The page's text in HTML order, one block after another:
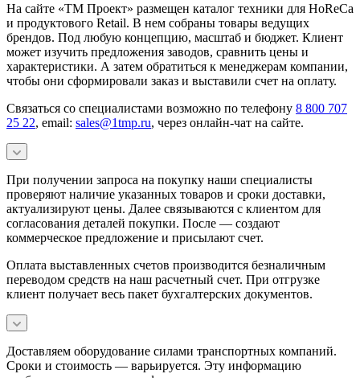
На сайте «ТМ Проект» размещен каталог техники для HoReCa
и продуктового Retail. В нем собраны товары ведущих
брендов. Под любую концепцию, масштаб и бюджет. Клиент
может изучить предложения заводов, сравнить цены и
характеристики. А затем обратиться к менеджерам компании,
чтобы они сформировали заказ и выставили счет на оплату.
Связаться со специалистами возможно по телефону 8 800 707
25 22, email: sales@1tmp.ru, через онлайн-чат на сайте.
При получении запроса на покупку наши специалисты
проверяют наличие указанных товаров и сроки доставки,
актуализируют цены. Далее связываются с клиентом для
согласования деталей покупки. После — создают
коммерческое предложение и присылают счет.
Оплата выставленных счетов производится безналичным
переводом средств на наш расчетный счет. При отгрузке
клиент получает весь пакет бухгалтерских документов.
Доставляем оборудование силами транспортных компаний.
Сроки и стоимость — варьируется. Эту информацию